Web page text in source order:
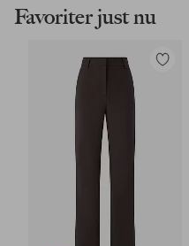
Favoriter just nu
Lägg